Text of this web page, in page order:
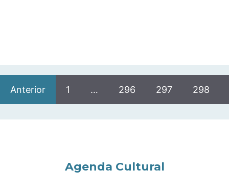
Anterior 1 … 296 297 298
Agenda Cultural